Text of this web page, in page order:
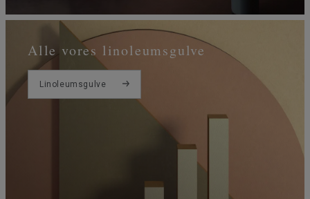
Alle vores linoleumsgulve
Linoleumsgulve